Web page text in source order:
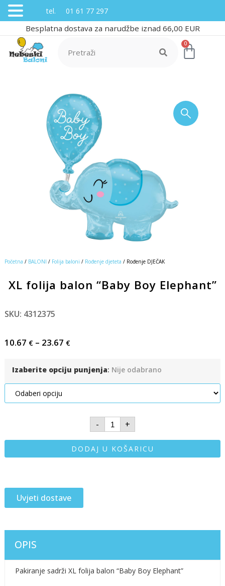
Besplatna dostava za narudžbe iznad 66,00 EUR
0
Početna / BALONI / Folija baloni / Rođenje djeteta / Rođenje DJEČAK
XL folija balon “Baby Boy Elephant”
SKU: 4312375
10.67 €– 23.67 €
Izaberite opciju punjenja: Nije odabrano
- +
DODAJ U KOŠARICU
Uvjeti dostave
OPIS
Pakiranje sadrži XL folija balon “Baby Boy Elephant”
tel. 01 61 77 297